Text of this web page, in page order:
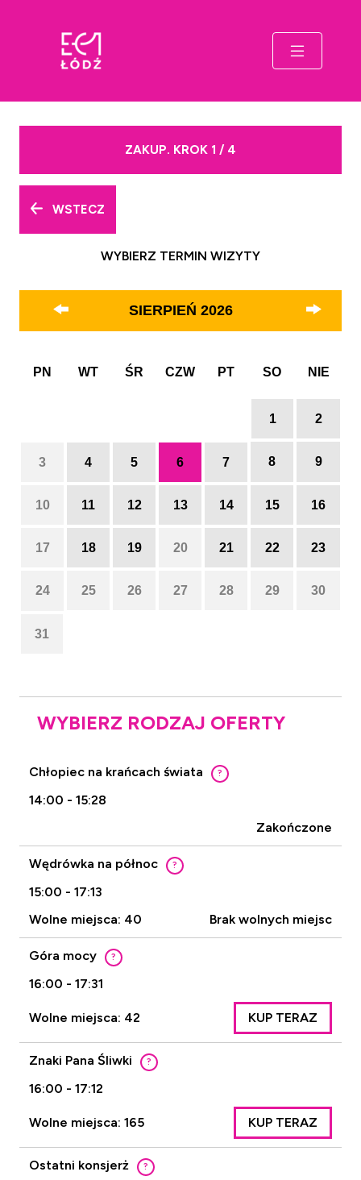
WSTECZ
ZAKUP. KROK 1 / 4
WYBIERZ TERMIN WIZYTY
SIERPIEŃ 2026
PN WT ŚR CZW PT SO NIE
1 2
3 4 5 6 7 8 9
10 11 12 13 14 15 16
17 18 19 20 21 22 23
24 25 26 27 28 29 30
31
WYBIERZ RODZAJ OFERTY
Chłopiec na krańcach świata ?
14:00 - 15:28
Zakończone
Wędrówka na północ ?
15:00 - 17:13
Wolne miejsca: 40
Brak wolnych miejsc
Góra mocy ?
16:00 - 17:31
Wolne miejsca: 42 KUP TERAZ
Znaki Pana Śliwki ?
16:00 - 17:12
Wolne miejsca: 165 KUP TERAZ
Ostatni konsjerż ?